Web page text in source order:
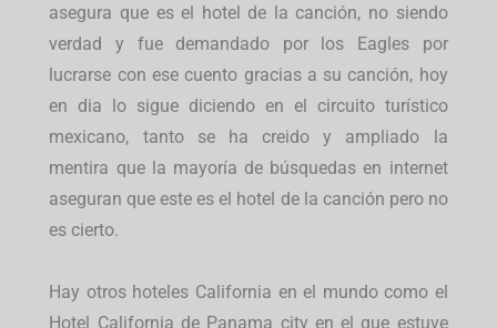
asegura que es el hotel de la canción, no siendo
verdad y fue demandado por los Eagles por
lucrarse con ese cuento gracias a su canción, hoy
en dia lo sigue diciendo en el circuito turístico
mexicano, tanto se ha creido y ampliado la
mentira que la mayoría de búsquedas en internet
aseguran que este es el hotel de la canción pero no
es cierto.
Hay otros hoteles California en el mundo como el
Hotel California de Panama city en el que estuve